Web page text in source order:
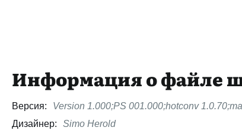
Информация о файле
Версия:
Version 1.000;PS 001.000;hotconv
Дизайнер:
Simo Herold